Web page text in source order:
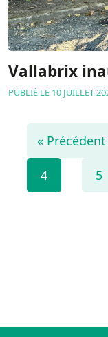
Vallabrix
PUBLIÉ LE 10 JUILLET
« Précédent
4 5